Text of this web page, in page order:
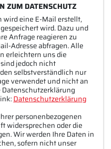
ZUM DATENSCHUTZ
wird eine E-Mail erstellt,
wird. Dazu und
Anfrage reagieren zu
Adresse abfragen. Alle
erleichtern uns die
jedoch nicht
selbstverständlich nur
verwendet und nicht an
Datenschutzerklärung
Datenschutzerklärung
personenbezogenen
widersprechen oder die
Wir werden Ihre Daten in
sofern nicht unser